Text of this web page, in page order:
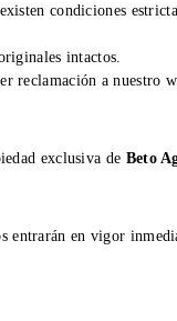
condiciones
intactos.
reclamación a nuestro
exclusiva de Beto
en vigor